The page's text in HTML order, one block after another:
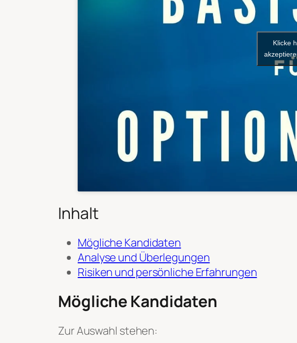
Klicke
Inhalt
Mögliche Kandidaten
Analyse und Überlegungen
Risiken und persönliche Erfahrungen
Mögliche Kandidaten
Zur Auswahl stehen: